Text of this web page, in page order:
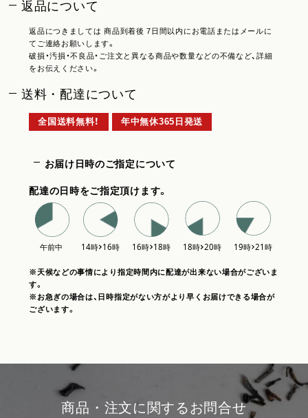
返品について
返品につきましては 商品到着後 7日間以内にお電話またはメールに
てご連絡お願いします。
破損・汚損・不良品・ご注文と異なる商品や数量などの不備など、詳細
をお伝えください。
送料・配達について
全国送料無料！ 年中無休365日発送
お届け日時のご指定について
配達の日時をご指定頂けます。
※天候などの事情により指定時間内に配達が出来ない場合がございま
す。
※お急ぎの場合は、日時指定がない方がより早くお届けできる場合が
ございます。
商品・注文に関するお問合せ